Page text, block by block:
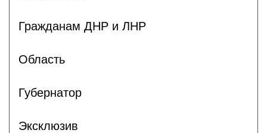
Гражданам ДНР и ЛНР
Область
Губернатор
Эксклюзив